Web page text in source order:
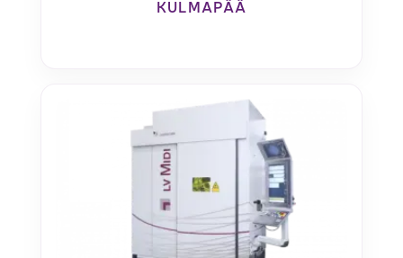
KULMAPÄÄ